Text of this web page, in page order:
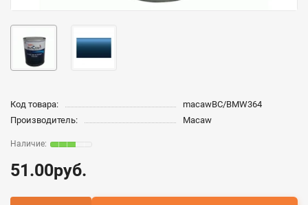
Код товара:
macawBC/BMW364
Производитель:
Macaw
51.00руб.